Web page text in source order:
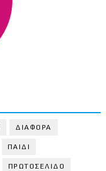
ΔΙΑΦΟΡΑ
ΠΑΙΔΙ
ΠΡΩΤΟΣΕΛΙΔΟ